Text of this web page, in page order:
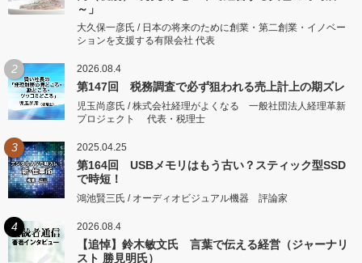
～」
大久保一彦氏 / 日本の将来のために創業・第二創業・イノベー
ションを支援する有限会社 代表
2 2026.08.4
第147回 税務調査で必ず狙われる売上計上の期ズレ
児玉尚彦氏 / 株式会社経理がよくなる 一般社団法人経理革新
プロジェクト 代表・税理士
3 2025.04.25
第164回 USBメモリはもう古い？スティック型SSD
で時短！
鴻池賢三氏 / オーディオビジュアル機器 評論家
4 2026.08.4
【追悼】鈴木敏文氏 言葉で伝える経営（ジャーナリ
スト 勝見明氏）